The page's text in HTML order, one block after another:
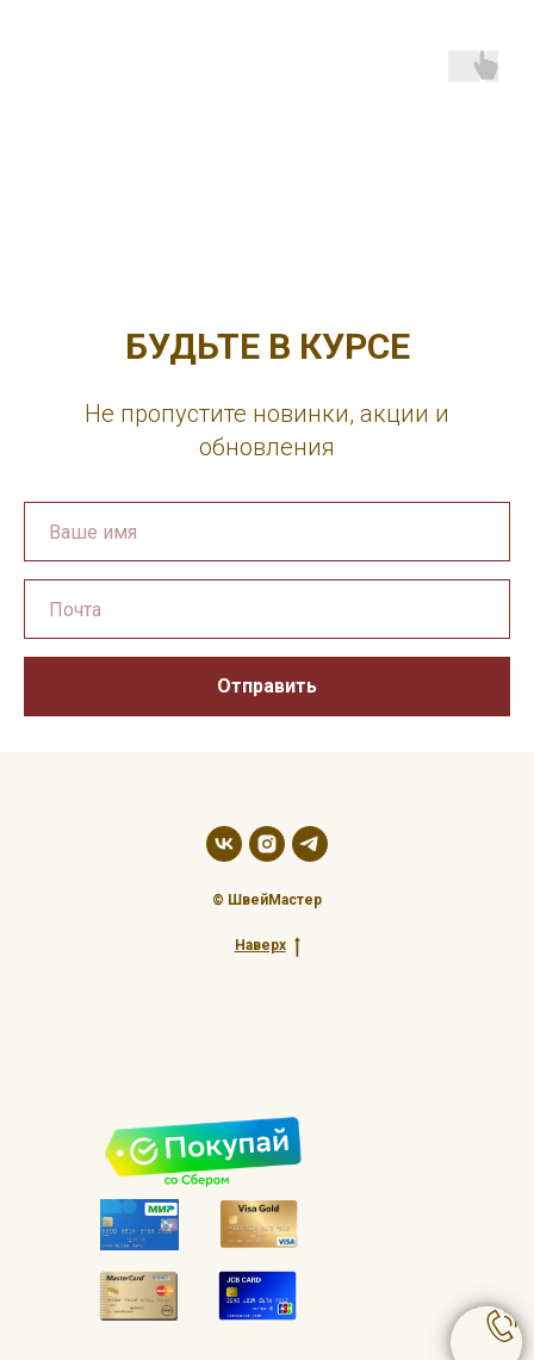
БУДЬТЕ В КУРСЕ
Не пропустите новинки, акции и
обновления
Отправить
© ШвейМастер
Наверх